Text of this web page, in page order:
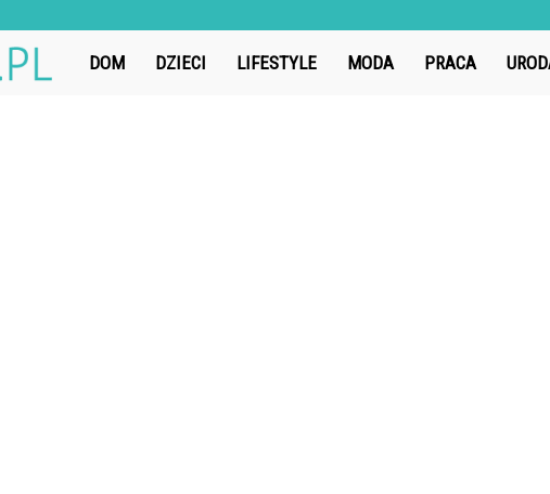
Tubator.pl
DOM DZIECI LIFESTYLE MODA PRACA